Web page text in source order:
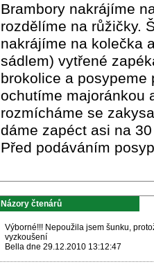
Brambory nakrájíme
rozdělíme na růžičky.
nakrájíme na kolečka
sádlem) vytřené
brokolice a posypeme
ochutíme majoránkou
rozmícháme se
dáme zapéct asi na
Před podáváním
Názory čtenárů
Výborné!!! Nepoužila jsem šunku,
vyzkoušení
Bella dne 29.12.2010 13:12:47